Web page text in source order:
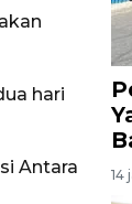
hari
Antara
14